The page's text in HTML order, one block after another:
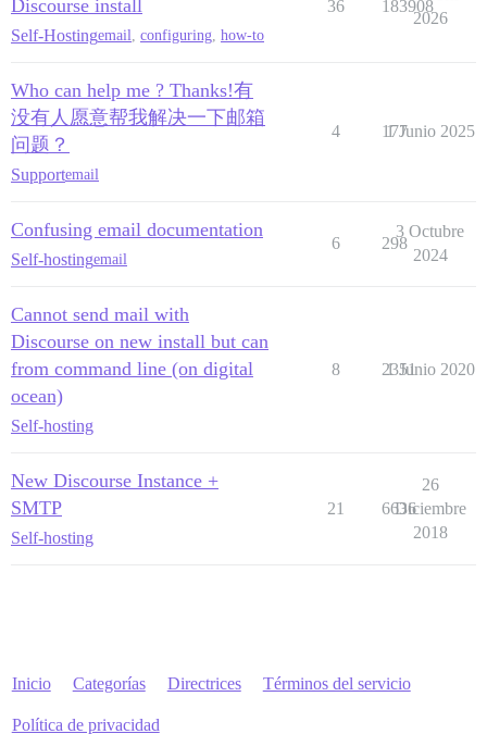
Discourse install
Self-Hostingemail, configuring, how-to
36 183908
2026
Who can help me ? Thanks!有
没有人愿意帮我解决一下邮箱
问题？
Supportemail
4 177
1 Junio 2025
Confusing email documentation
Self-hostingemail
6 298
3 Octubre
2024
Cannot send mail with
Discourse on new install but can
from command line (on digital
ocean)
Self-hosting
8 2351
1 Junio 2020
New Discourse Instance +
SMTP
Self-hosting
21 6636
26
Diciembre
2018
Inicio Categorías Directrices Términos del servicio
Política de privacidad